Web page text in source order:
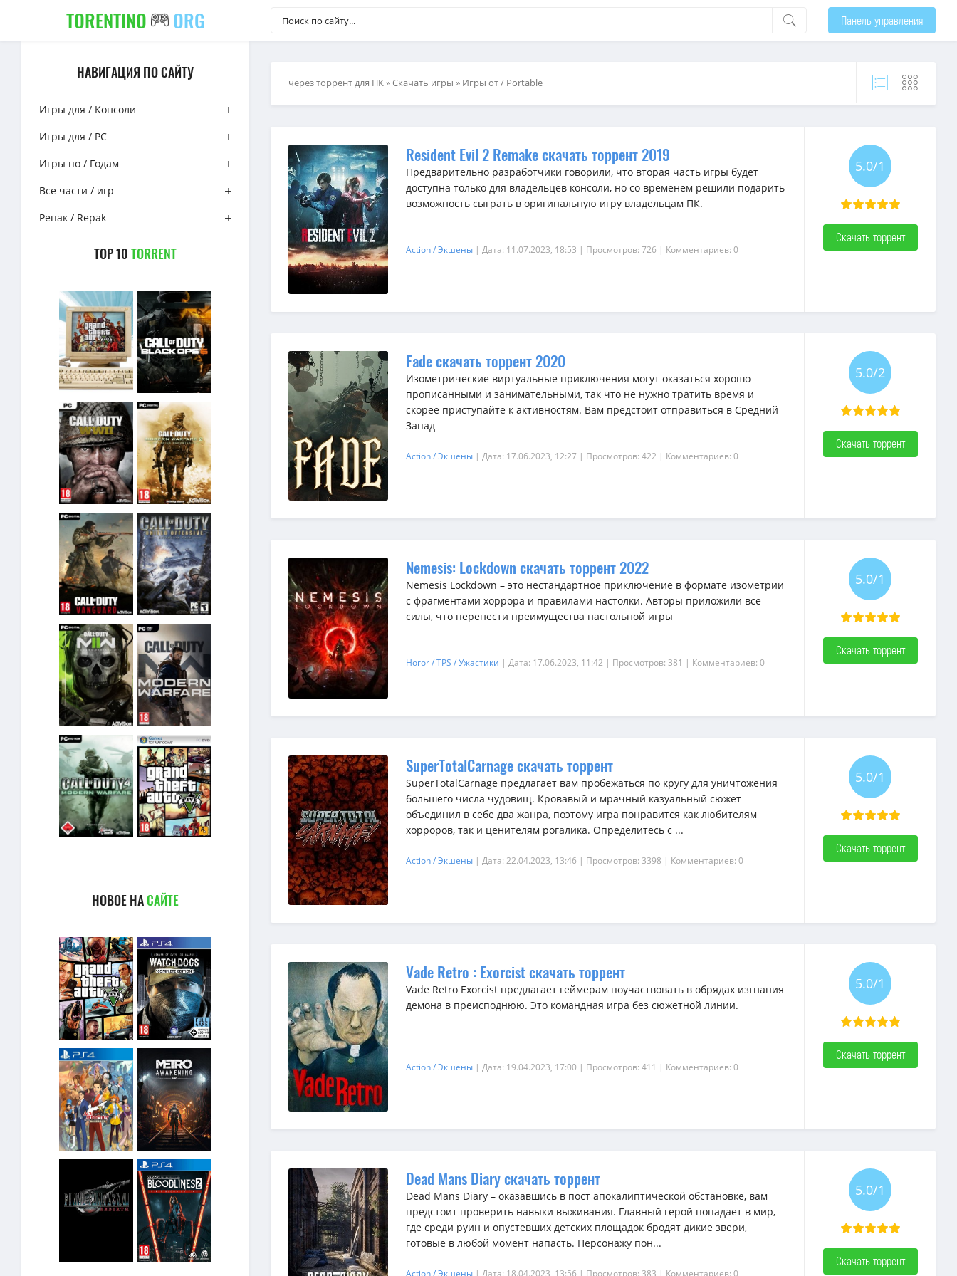
TORENTINO ORG Панель управления
НАВИГАЦИЯ ПО САЙТУ
Игры для / Консоли
Игры для / PC
Игры по / Годам
Все части / игр
Репак / Repak
TOP 10TORRENT
НОВОЕ НАСАЙТЕ
через торрент для ПК»Скачать игры » Игры от / Portable
Resident Evil 2 Remake скачать торрент 2019
Предварительно разработчики говорили, что вторая часть игры будет
доступна только для владельцев консоли, но со временем решили подарить
возможность сыграть в оригинальную игру владельцам ПК.
Action / Экшены | Дата: 11.07.2023, 18:53 | Просмотров: 726 | Комментариев: 0
5.0/1
Скачать торрент
Fade скачать торрент 2020
Изометрические виртуальные приключения могут оказаться хорошо
прописанными и занимательными, так что не нужно тратить время и
скорее приступайте к активностям. Вам предстоит отправиться в Средний
Запад
Action / Экшены | Дата: 17.06.2023, 12:27 | Просмотров: 422 | Комментариев: 0
5.0/2
Скачать торрент
Nemesis: Lockdown скачать торрент 2022
Nemesis Lockdown – это нестандартное приключение в формате изометрии
с фрагментами хоррора и правилами настолки. Авторы приложили все
силы, что перенести преимущества настольной игры
Horor / TPS / Ужастики | Дата: 17.06.2023, 11:42 | Просмотров: 381 | Комментариев: 0
5.0/1
Скачать торрент
SuperTotalCarnage скачать торрент
SuperTotalCarnage предлагает вам пробежаться по кругу для уничтожения
большего числа чудовищ. Кровавый и мрачный казуальный сюжет
объединил в себе два жанра, поэтому игра понравится как любителям
хорроров, так и ценителям рогалика. Определитесь с ...
Action / Экшены | Дата: 22.04.2023, 13:46 | Просмотров: 3398 | Комментариев: 0
5.0/1
Скачать торрент
Vade Retro : Exorcist скачать торрент
Vade Retro Exorcist предлагает геймерам поучаствовать в обрядах изгнания
демона в преисподнюю. Это командная игра без сюжетной линии.
Action / Экшены | Дата: 19.04.2023, 17:00 | Просмотров: 411 | Комментариев: 0
5.0/1
Скачать торрент
Dead Mans Diary скачать торрент
Dead Mans Diary – оказавшись в пост апокалиптической обстановке, вам
предстоит проверить навыки выживания. Главный герой попадает в мир,
где среди руин и опустевших детских площадок бродят дикие звери,
готовые в любой момент напасть. Персонажу пон...
Action / Экшены | Дата: 18.04.2023, 13:56 | Просмотров: 383 | Комментариев: 0
5.0/1
Скачать торрент